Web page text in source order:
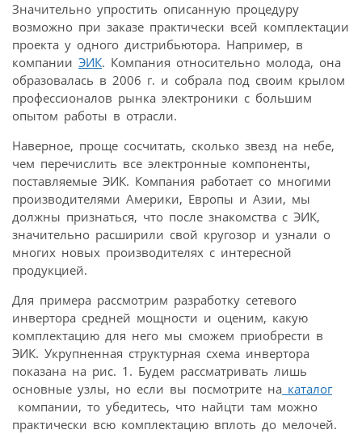
Значительно упростить описанную процедуру
возможно при заказе практически всей комплектации
проекта у одного дистрибьютора. Например, в
компании ЭИК. Компания относительно молода, она
образовалась в 2006 г. и собрала под своим крылом
профессионалов рынка электроники с большим
опытом работы в отрасли.
Наверное, проще сосчитать, сколько звезд на небе,
чем перечислить все электронные компоненты,
поставляемые ЭИК. Компания работает со многими
производителями Америки, Европы и Азии, мы
должны признаться, что после знакомства с ЭИК,
значительно расширили свой кругозор и узнали о
многих новых производителях с интересной
продукцией.
Для примера рассмотрим разработку сетевого
инвертора средней мощности и оценим, какую
комплектацию для него мы сможем приобрести в
ЭИК. Укрупненная структурная схема инвертора
показана на рис. 1. Будем рассматривать лишь
основные узлы, но если вы посмотрите на каталог
компании, то убедитесь, что найцти там можно
практически всю комплектацию вплоть до мелочей.